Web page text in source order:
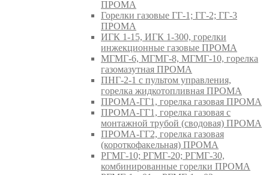
ПРОМА
Горелки газовые ГГ-1; ГГ-2; ГГ-3
ПРОМА
ИГК 1-15, ИГК 1-300, горелки
инжекционные газовые ПРОМА
МГМГ-6, МГМГ-8, МГМГ-10, горелка
газомазутная ПРОМА
ПНГ-2-1 с пультом управления,
горелка жидкотопливная ПРОМА
ПРОМА-ГГ1, горелка газовая ПРОМА
ПРОМА-ГГ1, горелка газовая с
монтажной трубой (сводовая) ПРОМА
ПРОМА-ГГ2, горелка газовая
(короткофакельная) ПРОМА
РГМГ-10; РГМГ-20; РГМГ-30,
комбинированные горелки ПРОМА